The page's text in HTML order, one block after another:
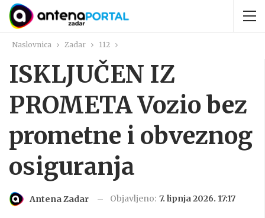
Naslovnica Zadar 112
ISKLJUČEN IZ
PROMETA Vozio bez
prometne i obveznog
osiguranja
Antena Zadar Objavljeno: 7. lipnja 2026. 17:17